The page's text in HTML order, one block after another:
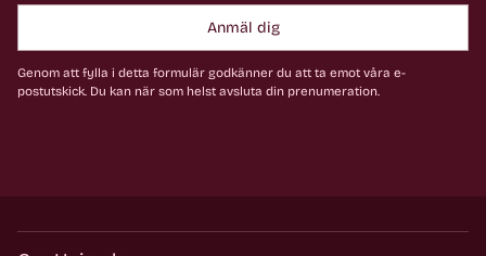
Anmäl dig
Genom att fylla i detta formulär godkänner du att ta emot våra e-
postutskick. Du kan när som helst avsluta din prenumeration.